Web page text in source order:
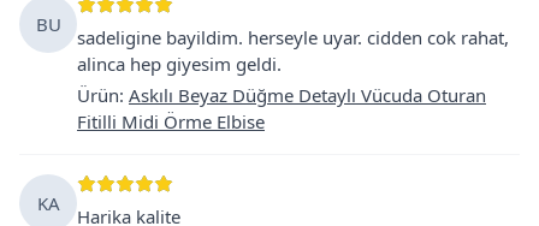
BU
sadeligine bayildim. herseyle uyar. cidden cok rahat,
alinca hep giyesim geldi.
Ürün: Askılı Beyaz Düğme Detaylı Vücuda Oturan
Fitilli Midi Örme Elbise
KA
Harika kalite